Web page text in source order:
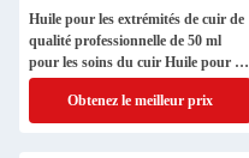
Huile pour les extrémités de cuir de
qualité professionnelle de 50 ml
pour les soins du cuir Huile pour les
mains d'éponge
Obtenez le meilleur prix